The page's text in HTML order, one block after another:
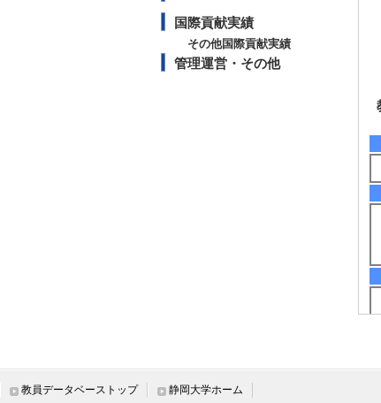
国際貢献実績
その他国際貢献実績
管理運営・その他
教員データベーストップ 静岡大学ホーム